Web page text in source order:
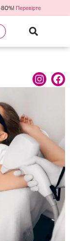
80%! Перевірте